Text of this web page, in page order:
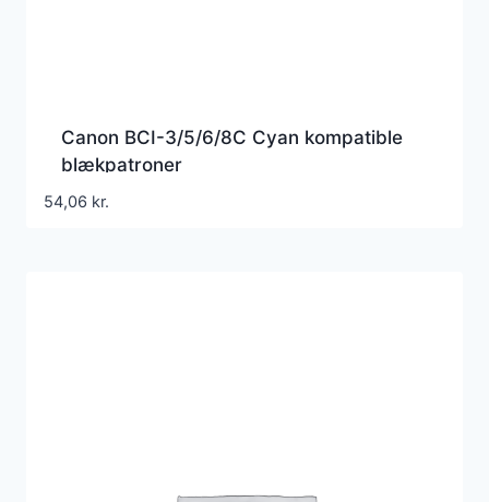
Canon BCI-3/5/6/8C Cyan kompatible
blækpatroner
54,06 kr.